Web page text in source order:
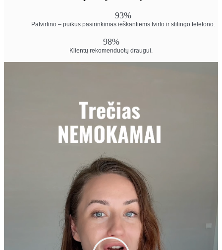
93%
Patvirtino – puikus pasirinkimas ieškantiems tvirto ir stilingo telefono.
98%
Klientų rekomenduotų draugui.